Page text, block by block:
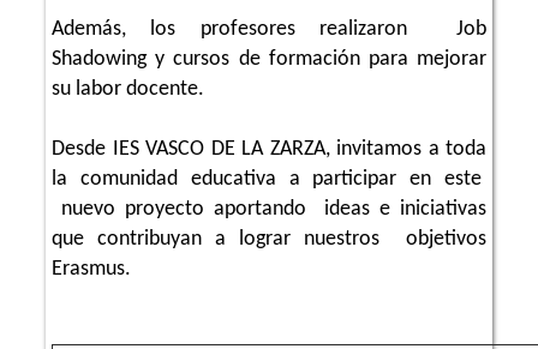
Además, los profesores realizaron Job
Shadowing y cursos de formación para mejorar
su labor docente.
Desde IES VASCO DE LA ZARZA, invitamos a toda
la comunidad educativa a participar en este
nuevo proyecto aportando ideas e iniciativas
que contribuyan a lograr nuestros objetivos
Erasmus.